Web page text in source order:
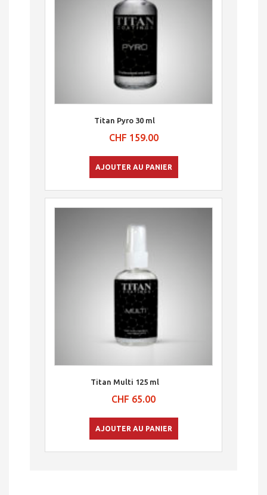
Titan Pyro 30 ml
CHF 159.00
AJOUTER AU PANIER
Titan Multi 125 ml
CHF 65.00
AJOUTER AU PANIER